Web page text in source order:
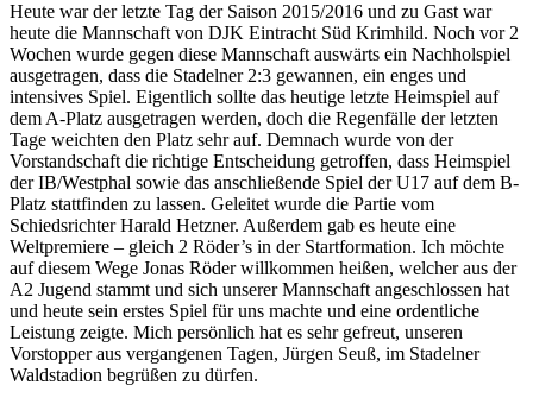
Heute war der letzte Tag der Saison 2015/2016 und zu Gast war
heute die Mannschaft von DJK Eintracht Süd Krimhild. Noch vor 2
Wochen wurde gegen diese Mannschaft auswärts ein Nachholspiel
ausgetragen, dass die Stadelner 2:3 gewannen, ein enges und
intensives Spiel. Eigentlich sollte das heutige letzte Heimspiel auf
dem A-Platz ausgetragen werden, doch die Regenfälle der letzten
Tage weichten den Platz sehr auf. Demnach wurde von der
Vorstandschaft die richtige Entscheidung getroffen, dass Heimspiel
der IB/Westphal sowie das anschließende Spiel der U17 auf dem B-
Platz stattfinden zu lassen. Geleitet wurde die Partie vom
Schiedsrichter Harald Hetzner. Außerdem gab es heute eine
Weltpremiere – gleich 2 Röder’s in der Startformation. Ich möchte
auf diesem Wege Jonas Röder willkommen heißen, welcher aus der
A2 Jugend stammt und sich unserer Mannschaft angeschlossen hat
und heute sein erstes Spiel für uns machte und eine ordentliche
Leistung zeigte. Mich persönlich hat es sehr gefreut, unseren
Vorstopper aus vergangenen Tagen, Jürgen Seuß, im Stadelner
Waldstadion begrüßen zu dürfen.